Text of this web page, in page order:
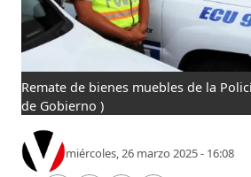
Remate de bienes muebles de la
de Gobierno )
miércoles, 26 marzo 2025 - 16:08